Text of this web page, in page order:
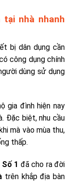
nhà nhanh
bị dân dụng cần
công dụng chính
dùng sử dụng
gia đình hiện nay
Đặc biệt, nhu cầu
mà vào mùa thu,
thấp.
1 đã cho ra đời
trên khắp địa bàn